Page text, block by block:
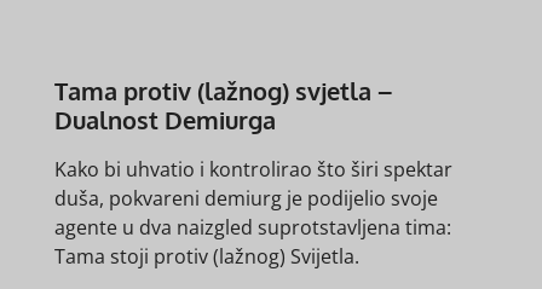
Tama protiv (lažnog) svjetla –
Dualnost Demiurga
Kako bi uhvatio i kontrolirao što širi spektar
duša, pokvareni demiurg je podijelio svoje
agente u dva naizgled suprotstavljena tima:
Tama stoji protiv (lažnog) Svijetla.